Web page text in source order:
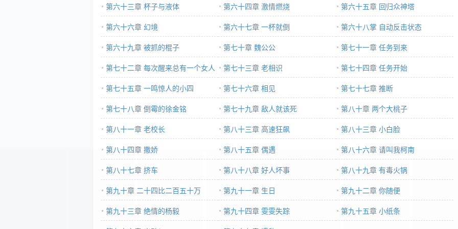
第六十三章 杯子与液体
第六十四章 激情燃烧
第六十五章 回归众神塔
第六十六章 幻境
第六十七章 一杯就倒
第六十八掌 自动反击状态
第六十九章 被抓的棍子
第七十章 魏公公
第七十一章 任务到来
第七十二章 每次醒来总有一个女人
在身旁
第七十三章 老相识
第七十四章 任务开始
第七十五章 一鸣惊人的小四
第七十六章 相见
第七十七章 推断
第七十八章 倒霉的徐金铭
第七十九章 敌人就该死
第八十章 两个大桃子
第八十一章 老校长
第八十三章 高速狂飙
第八十三章 小白脸
第八十四章 撒娇
第八十五章 偶遇
第八十六章 请叫我柯南
第八十七章 挤车
第八十八章 好人坏事
第八十九章 有毒火锅
第九十章 二十四比二百五十万
第九十一章 生日
第九十二章 你随便
第九十三章 绝情的杨毅
第九十四章 雯雯失踪
第九十五章 小纸条